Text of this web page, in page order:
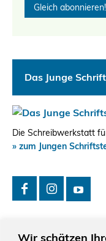
Wir schätzen
Das Junge
Die Schreibwerkstatt
» zum Jungen